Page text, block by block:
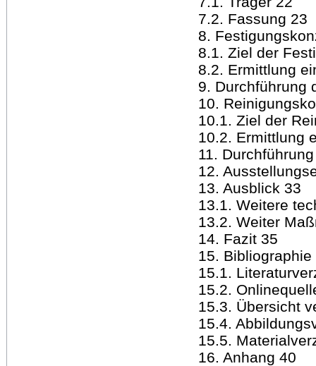
7.2. Fassung 23
8.
8.1. Ziel der
8.2. Ermittlung
9. Durchführung
10.
10.1. Ziel der
10.2. Ermittlung
11.
12.
13. Ausblick 33
13.1. Weitere
13.2. Weiter
14. Fazit 35
15. Bibliographie
15.1.
15.2.
15.3. Übersicht
15.4.
15.5.
16. Anhang 40